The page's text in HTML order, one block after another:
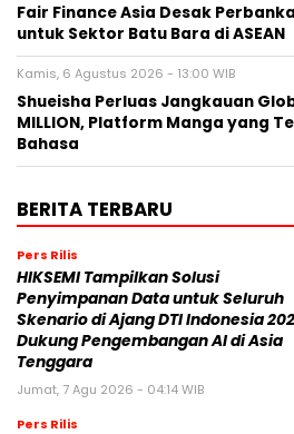
Fair Finance Asia Desak
untuk Sektor Batu Bara di ASEAN
Kamis, 6 Agustus 2026 - 13:00 WIB
Shueisha Perluas Jangkauan
MILLION, Platform Manga yang
Bahasa
BERITA TERBARU
Pers Rilis
HIKSEMI Tampilkan Solusi
Penyimpanan Data untuk Seluruh
Skenario di Ajang DTI Indonesia
Dukung Pengembangan AI di Asia
Tenggara
Jumat, 7 Agu 2026 - 04:14 WIB
Pers Rilis